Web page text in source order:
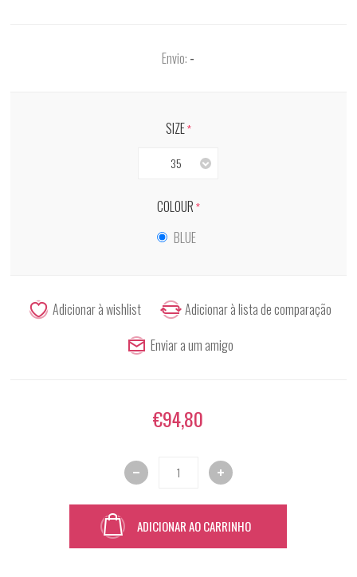
Envio: -
SIZE*
35
COLOUR*
BLUE
€94,80
ADICIONAR AO CARRINHO